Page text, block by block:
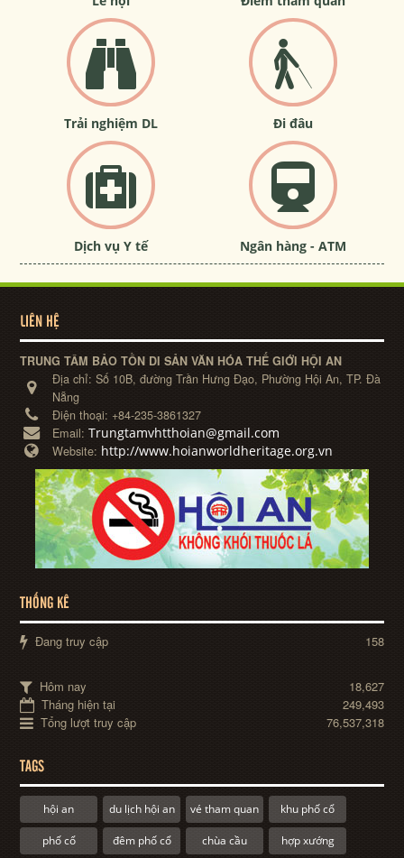
Trải nghiệm DL Đi đâu
Dịch vụ Y tế Ngân hàng - ATM
LIÊN HỆ
TRUNG TÂM BẢO TỒN DI SẢN VĂN HÓA THẾ GIỚI HỘI AN
Địa chỉ:Số 10B, đường Trần Hưng Đạo, Phường Hội An, TP. Đà
Nẵng
Điện thoại: +84-235-3861327
Email:Trungtamvhtthoian@gmail.com
Website: http://www.hoianworldheritage.org.vn
THỐNG KÊ
Đang truy cập 158
Hôm nay
18,627
Tháng hiện tại
249,493
Tổng lượt truy cập
76,537,318
TAGS
hội an du lịch hội an vé tham quan khu phố cổ
phố cổ đêm phố cổ chùa cầu hợp xướng